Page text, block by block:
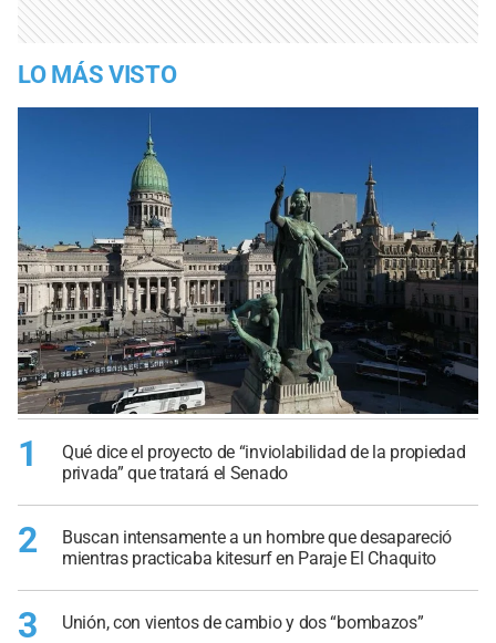
LO MÁS VISTO
1
Qué dice el proyecto de “inviolabilidad de la propiedad
privada” que tratará el Senado
2
Buscan intensamente a un hombre que desapareció
mientras practicaba kitesurf en Paraje El Chaquito
3 Unión, con vientos de cambio y dos “bombazos”